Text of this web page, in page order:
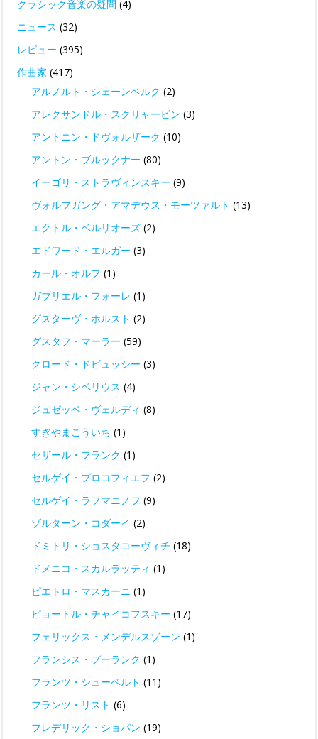
クラシック音楽の疑問 (4)
ニュース (32)
レビュー (395)
作曲家 (417)
アルノルト・シェーンベルク (2)
アレクサンドル・スクリャービン (3)
アントニン・ドヴォルザーク (10)
アントン・ブルックナー (80)
イーゴリ・ストラヴィンスキー (9)
ヴォルフガング・アマデウス・モーツァルト (13)
エクトル・ベルリオーズ (2)
エドワード・エルガー (3)
カール・オルフ (1)
ガブリエル・フォーレ (1)
グスターヴ・ホルスト (2)
グスタフ・マーラー (59)
クロード・ドビュッシー (3)
ジャン・シベリウス (4)
ジュゼッペ・ヴェルディ (8)
すぎやまこういち (1)
セザール・フランク (1)
セルゲイ・プロコフィエフ (2)
セルゲイ・ラフマニノフ (9)
ゾルターン・コダーイ (2)
ドミトリ・ショスタコーヴィチ (18)
ドメニコ・スカルラッティ (1)
ピエトロ・マスカーニ (1)
ピョートル・チャイコフスキー (17)
フェリックス・メンデルスゾーン (1)
フランシス・プーランク (1)
フランツ・シューベルト (11)
フランツ・リスト (6)
フレデリック・ショパン (19)